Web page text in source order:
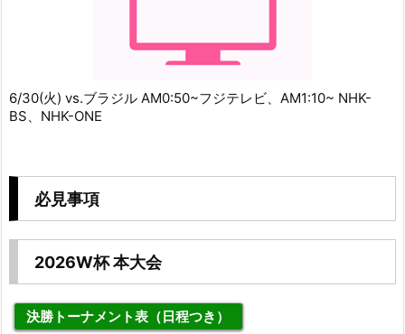
6/30(火) vs.ブラジル AM0:50~フジテレビ、AM1:10~ NHK-
BS、NHK-ONE
必見事項
2026W杯 本大会
決勝トーナメント表（日程つき）